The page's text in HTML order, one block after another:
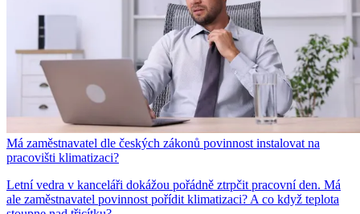
Má zaměstnavatel dle českých zákonů povinnost instalovat na
pracovišti klimatizaci?
Letní vedra v kanceláři dokážou pořádně ztrpčit pracovní den. Má
ale zaměstnavatel povinnost pořídit klimatizaci? A co když teplota